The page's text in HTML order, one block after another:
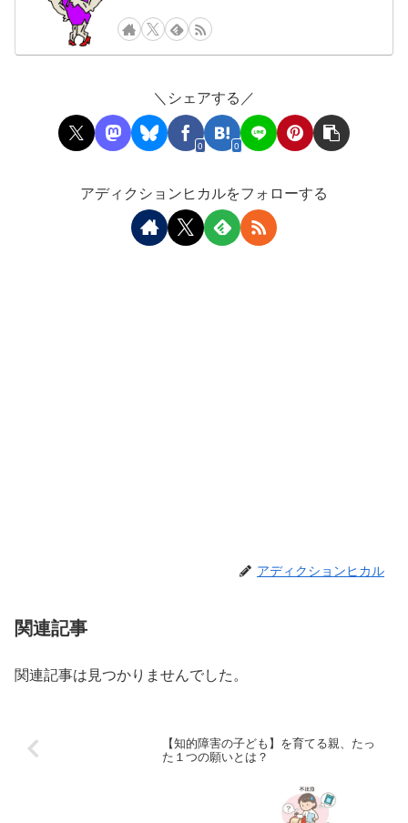
＼シェアする／
0 0
アディクションヒカルをフォローする
アディクションヒカル
関連記事
関連記事は見つかりませんでした。
【知的障害の子ども】を育てる親、たっ
た１つの願いとは？